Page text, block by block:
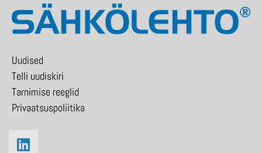
Uudised
Telli uudiskiri
Tarnimise reeglid
Privaatsuspoliitika